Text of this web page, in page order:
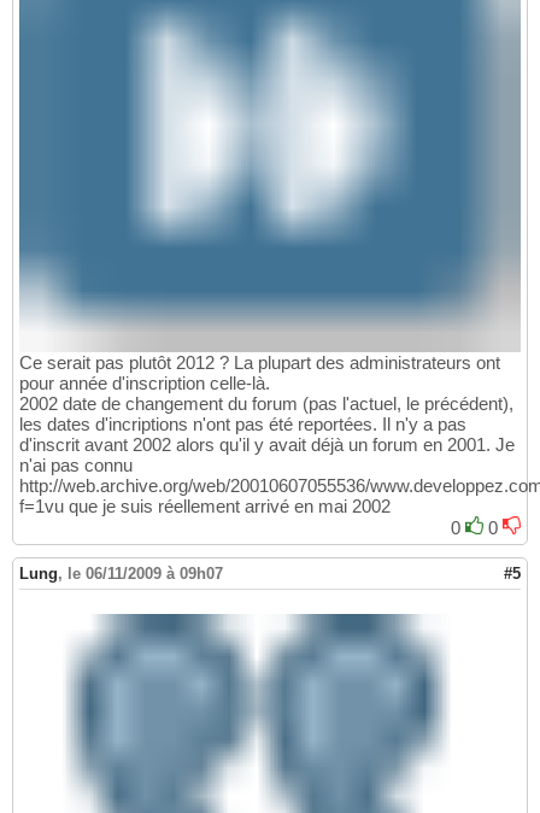
Ce serait pas plutôt 2012 ? La plupart des administrateurs ont
pour année d'inscription celle-là.
2002 date de changement du forum (pas l'actuel, le précédent),
les dates d'incriptions n'ont pas été reportées. Il n'y a pas
d'inscrit avant 2002 alors qu'il y avait déjà un forum en 2001. Je
n'ai pas connu
http://web.archive.org/web/20010607055536/
f=1vu que je suis réellement arrivé en mai 2002
0
0
Lung, le 06/11/2009 à 09h07 #5